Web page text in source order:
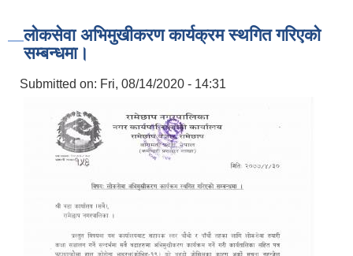
लोकसेवा अभिमुखीकरण कार्यक्रम स्थगित गरिएको
सम्बन्धमा।
Submitted on: Fri, 08/14/2020 - 14:31